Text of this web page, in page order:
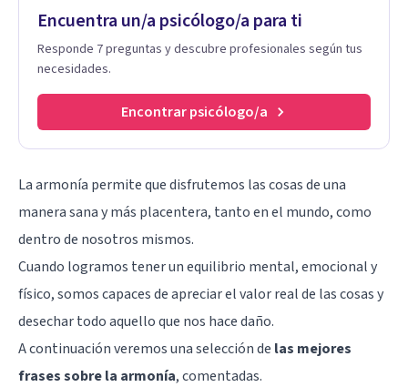
Encuentra un/a psicólogo/a para ti
Responde 7 preguntas y descubre profesionales según tus
necesidades.
Encontrar psicólogo/a
La armonía permite que disfrutemos las cosas de una
manera sana y más placentera, tanto en el mundo, como
dentro de nosotros mismos.
Cuando logramos tener un equilibrio mental, emocional y
físico, somos capaces de apreciar el valor real de las cosas y
desechar todo aquello que nos hace daño.
A continuación veremos una selección de las mejores
frases sobre la armonía, comentadas.